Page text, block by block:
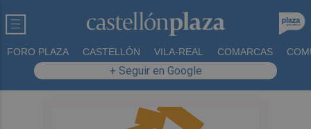
FORO PLAZA CASTELLÓN VILA-REAL COMARCAS
+ Seguir en Google